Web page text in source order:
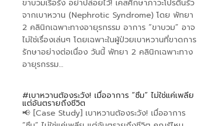
ขาบวมเรื้อรัง อย่าปล่อยไว้! เคสศึกษาภาวะโปรตีนรั่ว
จากเบาหวาน (Nephrotic Syndrome) โดย พัทยา
2 คลินิกเฉพาะทางอายุรกรรม อาการ “ขาบวม” อาจ
ไม่ใช่เรื่องเล่นๆ โดยเฉพาะในผู้ป่วยเบาหวานที่ขาดการ
รักษาอย่างต่อเนื่อง วันนี้ พัทยา 2 คลินิกเฉพาะทาง
อายุรกรรม...
#เบาหวานต้องระวัง! เมื่ออาการ “ซึม” ไม่ใช่แค่เพลีย
แต่อันตรายถึงชีวิต
📢 [Case Study] เบาหวานต้องระวัง! เมื่ออาการ